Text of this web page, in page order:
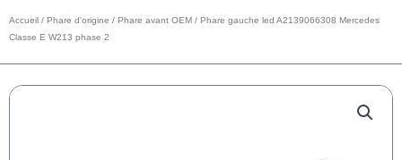
Accueil / Phare d'origine / Phare avant OEM / Phare gauche led A2139066308 Mercedes
Classe E W213 phase 2